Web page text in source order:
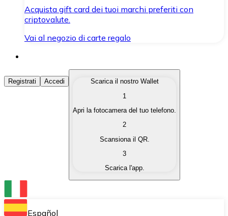
Acquista gift card dei tuoi marchi preferiti con
criptovalute.
Vai al negozio di carte regalo
Acquista Criptovalute
Acquista le criptovalute che ti interessano in modo
Converti le tue criptovalute in valuta fiat quando ne
Scambia una criptovaluta con un'altra
Conserva le tue cripto in un Wallet self-custodial.
Registrati Accedi
Scarica il nostro Wallet
1
Apri la fotocamera del tuo telefono.
2
Scansiona il QR.
3
Scarica l'app.
Español